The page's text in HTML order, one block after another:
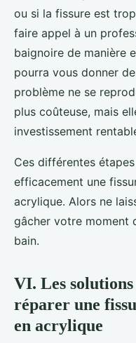
ou si la fissure est
faire appel à un
baignoire de manière
pourra vous donner
problème ne se
plus coûteuse, mais
investissement
Ces différentes
efficacement une
acrylique. Alors ne
gâcher votre moment
bain.
VI. Les
réparer une
en acrylique